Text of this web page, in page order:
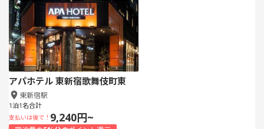
アパホテル 東新宿歌舞伎町東
東新宿駅
1泊1名合計
支払いは後で！ 9,240円~